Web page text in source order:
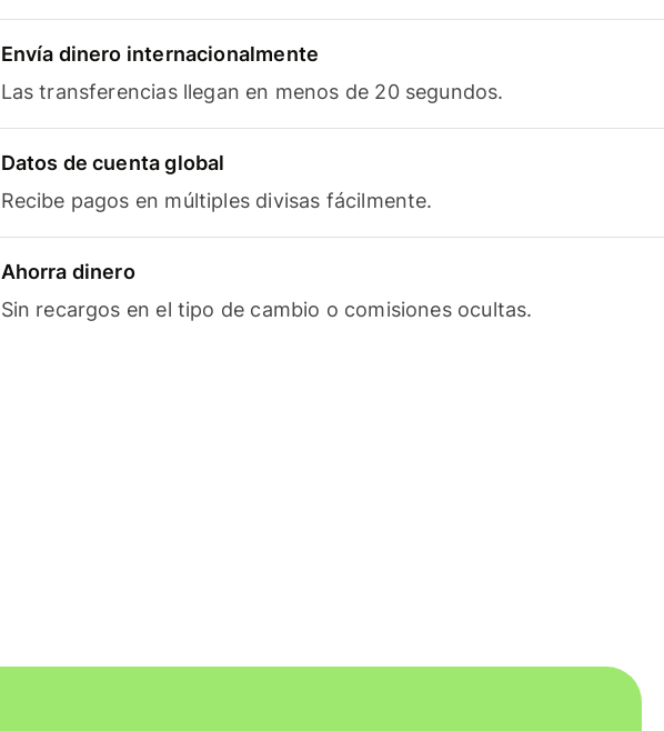
Envía dinero internacionalmente
Las transferencias llegan en menos de 20 segundos.
Datos de cuenta global
Recibe pagos en múltiples divisas fácilmente.
Ahorra dinero
Sin recargos en el tipo de cambio o comisiones ocultas.